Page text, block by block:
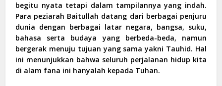
begitu nyata tetapi dalam tampilannya yang indah.
Para peziarah Baitullah datang dari berbagai penjuru
dunia dengan berbagai latar negara, bangsa, suku,
bahasa serta budaya yang berbeda-beda, namun
bergerak menuju tujuan yang sama yakni Tauhid. Hal
ini menunjukkan bahwa seluruh perjalanan hidup kita
di alam fana ini hanyalah kepada Tuhan.